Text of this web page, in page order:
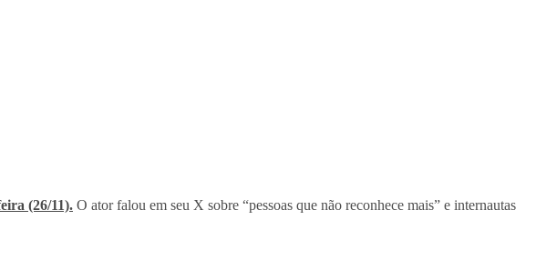
(26/11). O ator falou em seu X sobre “pessoas que não reconhece mais” e internautas